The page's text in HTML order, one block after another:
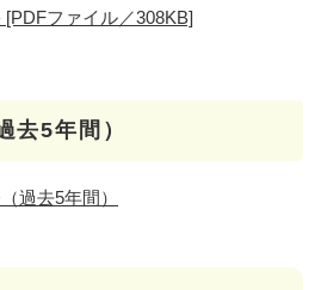
ファイル／308KB]
去5年間）
過去5年間）